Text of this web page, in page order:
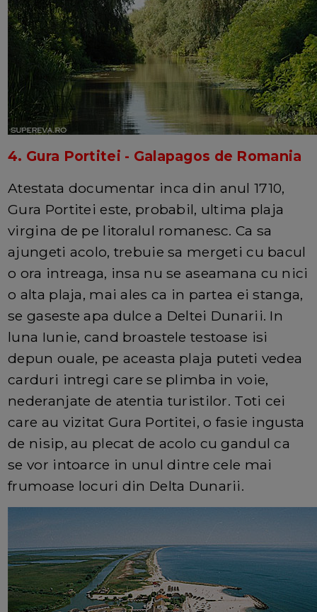
4. Gura Portitei - Galapagos de Romania
Atestata documentar inca din anul 1710,
Gura Portitei este, probabil, ultima plaja
virgina de pe litoralul romanesc. Ca sa
ajungeti acolo, trebuie sa mergeti cu bacul
o ora intreaga, insa nu se aseamana cu nici
o alta plaja, mai ales ca in partea ei stanga,
se gaseste apa dulce a Deltei Dunarii. In
luna Iunie, cand broastele testoase isi
depun ouale, pe aceasta plaja puteti vedea
carduri intregi care se plimba in voie,
nederanjate de atentia turistilor. Toti cei
care au vizitat Gura Portitei, o fasie ingusta
de nisip, au plecat de acolo cu gandul ca
se vor intoarce in unul dintre cele mai
frumoase locuri din Delta Dunarii.